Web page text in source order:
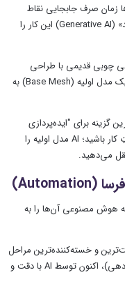
زمان صرف جابجایی نقاط
(Vertices) می‌کردید. اکنون هوش مصنوعی «مولد» (Generative AI) این کار را
چوبی قدیمی با طراحی
ویکتوریایی" و هوش مصنوعی در چند ثانیه یک مدل اولیه (Base Mesh) به
گزینه برای "ایده‌پردازی
اولیه" هستند. شما نیازی نیست نگرانِ استارتِ کار باشید؛ AI مدل اولیه را
می‌دهید.
هوش مصنوعی آن‌ها را به
و خسته‌کننده‌ترین مراحل
مدل‌سازی (باز کردن پوسته‌ی مدل برای بافت‌دهی)، اکنون توسط AI با دقت و